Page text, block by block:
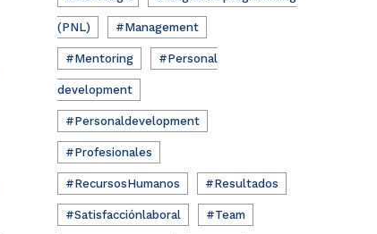
(PNL) #Management
#Mentoring #Personal
development
#Personaldevelopment
#Profesionales
#RecursosHumanos #Resultados
#Satisfacciónlaboral #Team